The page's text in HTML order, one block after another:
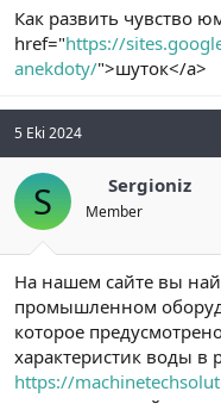
Как развить чувство
href="https://
anekdoty/">шуток</a>
5 Eki 2024
S Sergioniz
Member
На нашем сайте вы
промышленном
которое
характеристик воды в
https://